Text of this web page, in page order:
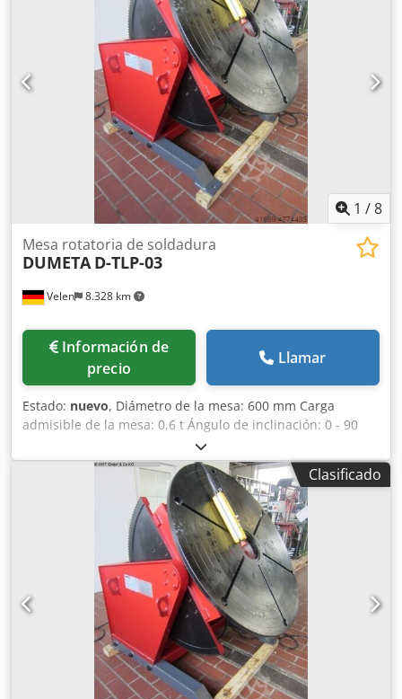
eje hueco Capacidad: 100 kg Con orificio pasante Eje de
giro e inclinación Velocidad regulable de forma continua
Modelo compacto Incluye pedal
1 /8
Velen 8.328 km
Mesa rotatoria de soldadura
DUMETA D-TLP-03
Información de
precio
Llamar
Estado: nuevo, Diámetro de la mesa: 600 mm Carga
admisible de la mesa: 0,6 t Ángulo de inclinación: 0 - 90
grados Dsdpfxefv Awzs Am Aock Velocidad: 0,1 - 1,8 rpm
Par en el plato: 450 Nm Diámetro del orificio pasante en la
mesa: 80 mm Corriente de soldadura: 500 amperios
Consumo total de energía: 0,18 + 0,18 kW Peso de la
máquina: aproximadamente t MESA GIRATORIA
INCLINABLE CON GRAN ORIFICIO PASANTE • Transmisión
autobloqueante, sin deslizamiento hacia adelante ni hacia
atrás bajo carga excéntrica. • Componentes electrónicos de
Siemens y Schneider. • Controlado por frecuencia,
regulación de velocidad muy precisa. • Plato giratorio con
gran orificio pasante y ranuras en T. • Alta estabilidad
gracias a un diseño inteligente. • Certificado CE. • Muy
buena relación calidad-precio. • La serie D-TLP se
suministra con control remoto y pedal (izquierda/derecha).
Clasificado